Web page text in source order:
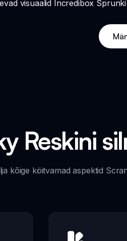
visuaalid Incredibox
Reskini
kõige köitvamad aspektid